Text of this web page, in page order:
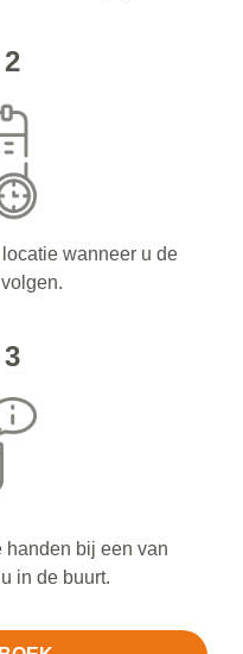
wanneer u de
bij een van
in de buurt.